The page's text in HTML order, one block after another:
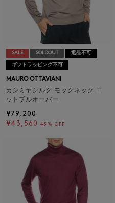
SALE SOLDOUT 返品不可
ギフトラッピング不可
MAURO OTTAVIANI
カシミヤシルク モックネック ニ
ットプルオーバー
¥79,200
¥43,560 45% OFF